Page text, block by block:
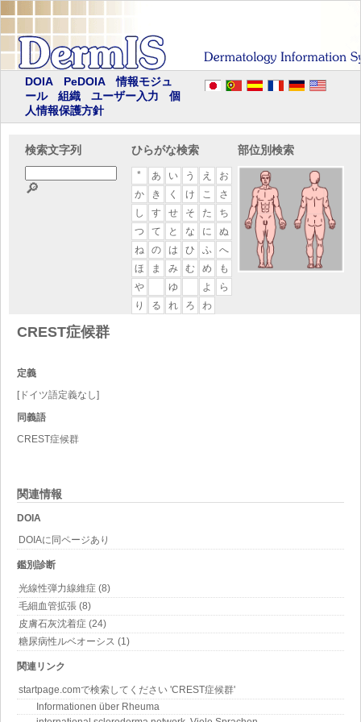
DOIA PeDOIA
情報モジュ
ール
組織 ユーザー入力
個
人情報保護方針
検索文字列
🔎
ひらがな検索
* あ い う え
お
か
き く け こ
さ
し
す せ そ た
ち
つ
て と な に
ぬ
ね
の は ひ ふ
へ
ほ
ま み む め
も
や
ゆ よ
ら
り
る れ ろ わ
部位別検索
関連情報
DOIA
DOIAに同ページあり
鑑別診断
光線性弾力線維症 (8)
毛細血管拡張 (8)
皮膚石灰沈着症 (24)
糖尿病性ルベオーシス (1)
関連リンク
startpage.comで検索してください 'CREST症候群'
Informationen über Rheuma
CREST症候群
定義
[ドイツ語定義なし]
同義語
CREST症候群